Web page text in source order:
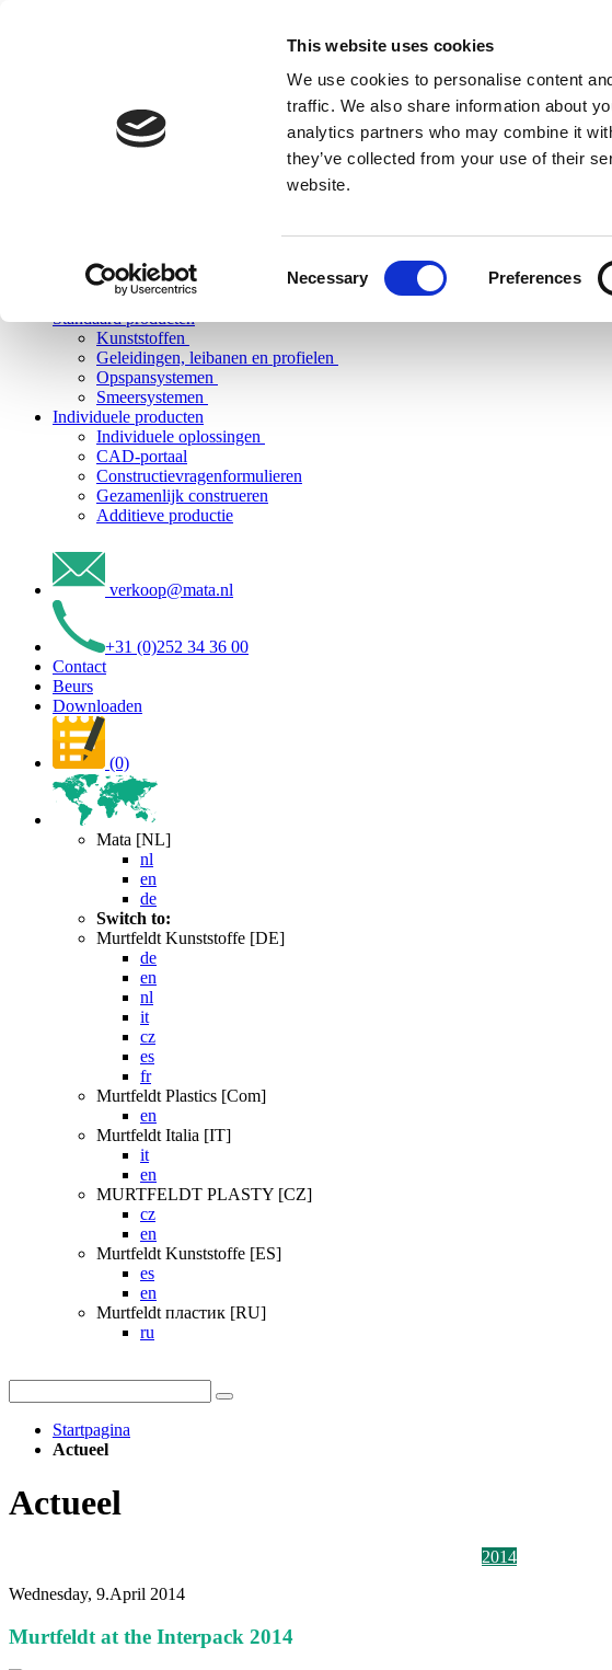
This website uses cookies
We use cookies to personalise content
traffic. We also share information about
analytics partners who may combine it
they’ve collected from your use of their
website.
Necessary Preferences
Standaard producten
Kunststoffen
Geleidingen, leibanen en profielen
Opspansystemen
Smeersystemen
Individuele producten
Individuele oplossingen
CAD-portaal
Constructievragenformulieren
Gezamenlijk construeren
Additieve productie
verkoop@mata.nl
+31 (0)252 34 36 00
Contact
Beurs
Downloaden
(0)
Mata [NL]
nl
en
de
Switch to:
Murtfeldt Kunststoffe [DE]
de
en
nl
it
cz
es
fr
Murtfeldt Plastics [Com]
en
Murtfeldt Italia [IT]
it
en
MURTFELDT PLASTY [CZ]
cz
en
Murtfeldt Kunststoffe [ES]
es
en
Murtfeldt пластик [RU]
ru
Startpagina
Actueel
Actueel
2014
Wednesday, 9.April 2014
Murtfeldt at the Interpack 2014